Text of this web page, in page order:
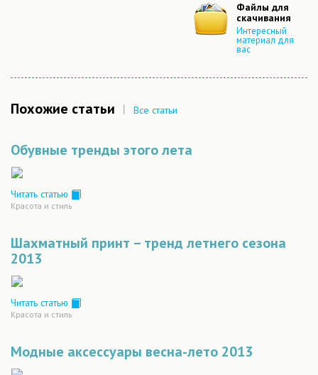
Файлы для
скачивания
Интересный
материал для
вас
Похожие статьи | Все статьи
Обувные тренды этого лета
Читать статью
Красота и стиль
Шахматный принт – тренд летнего сезона
2013
Читать статью
Красота и стиль
Модные аксессуары весна-лето 2013